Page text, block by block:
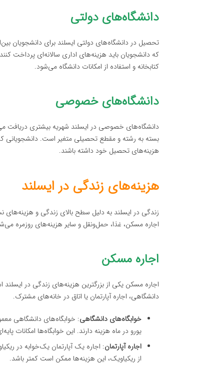
دانشگاه‌های دولتی
تحصیل در دانشگاه‌های دولتی ایسلند برای دانشجویان
کتابخانه و استفاده از امکانات دانشگاه می‌شود.
دانشگاه‌های خصوصی
بسته به رشته و مقطع تحصیلی متغیر است. دانشجویانی
هزینه‌های تحصیل خود داشته باشند.
هزینه‌های زندگی در ایسلند
زندگی در ایسلند به دلیل سطح بالای زندگی و هزینه‌های
اجاره مسکن، غذا، حمل‌ونقل و سایر هزینه‌های روزمره
اجاره مسکن
اجاره مسکن یکی از بزرگترین هزینه‌های زندگی در
دانشگاهی، اجاره آپارتمان یا اتاق در خانه‌های مشترک.
خوابگاه‌های دانشگاهی
یورو در ماه هزینه دارند. این خوابگاه‌ها امکانات
اجاره آپارتمان
از ریکیاویک، این هزینه‌ها ممکن است کمتر باشد.